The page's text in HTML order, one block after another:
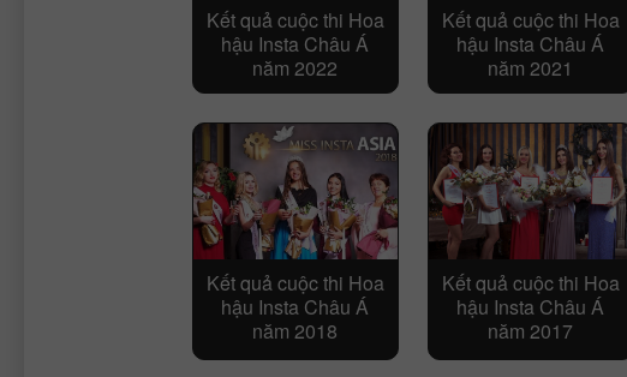
Kết quả cuộc thi Hoa
hậu Insta Châu Á
năm 2022
Kết quả cuộc thi Hoa
hậu Insta Châu Á
năm 2021
Kết quả cuộc thi Hoa
hậu Insta Châu Á
năm 2018
Kết quả cuộc thi Hoa
hậu Insta Châu Á
năm 2017